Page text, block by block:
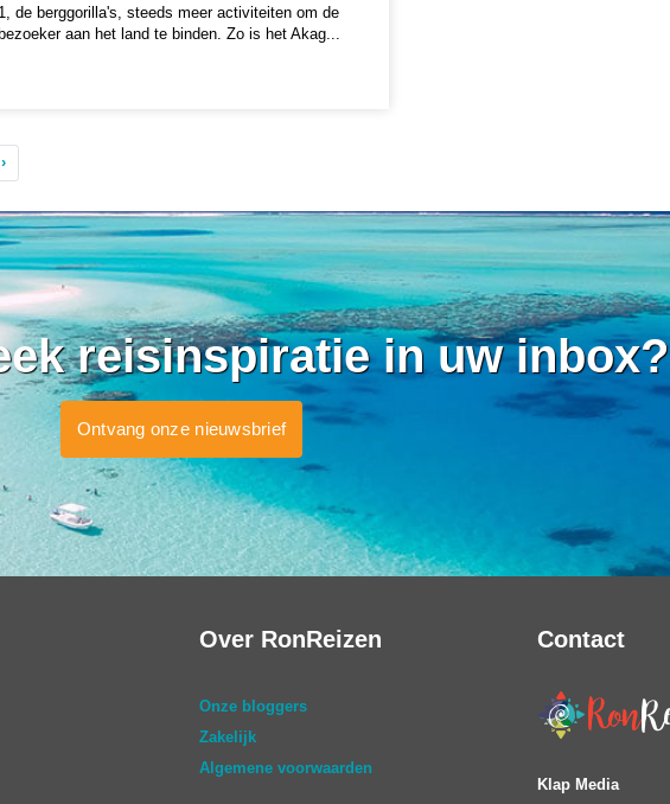
1, de berggorilla's, steeds meer activiteiten om de
aan het land te binden. Zo is het Akag...
›
reisinspiratie in uw inbox?
Ontvang onze nieuwsbrief
Over RonReizen
Onze bloggers
Zakelijk
Algemene voorwaarden
Contact
Klap Media